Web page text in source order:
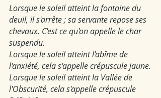
Lorsque le soleil atteint la fontaine du
deuil, il s'arrête ; sa servante repose ses
chevaux. C'est ce qu'on appelle le char
suspendu.
Lorsque le soleil atteint l'abîme de
l'anxiété, cela s'appelle crépuscule jaune.
Lorsque le soleil atteint la Vallée de
l'Obscurité, cela s'appelle crépuscule